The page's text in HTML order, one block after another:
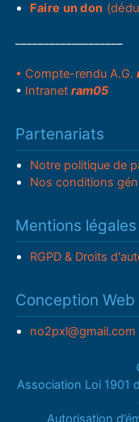
Faire un don
• Compte-rendu A.G.
• Intranetram05
Partenariats
Notre politique de
Nos conditions
Mentions légales
RGPD & Droits
Conception Web
no2pxl@gmail.com
Association Loi 1901
Autorisation